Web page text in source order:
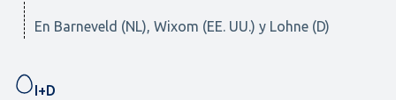
En Barneveld (NL), Wixom (EE. UU.) y Lohne (D)
I+D